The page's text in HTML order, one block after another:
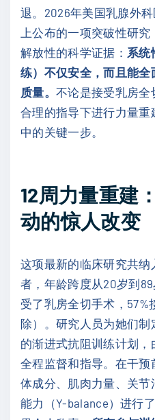
退。2026年美国乳腺外
上公布的一项突破性研
解放性的科学证据： 系统
练）不仅安全，而且能
质量。 不论是接受乳房全
合理的指导下进行力量
中的关键一步。
12周力量重建
动的惊人改变
这项最新的临床研究共纳
者，年龄跨度从20岁到
受了乳房全切手术，57%
除）。研究人员为她们制
的渐进式抗阻训练计划
全程监督和指导。在干
体成分、肌肉力量、关节
能力（Y-balance）进行